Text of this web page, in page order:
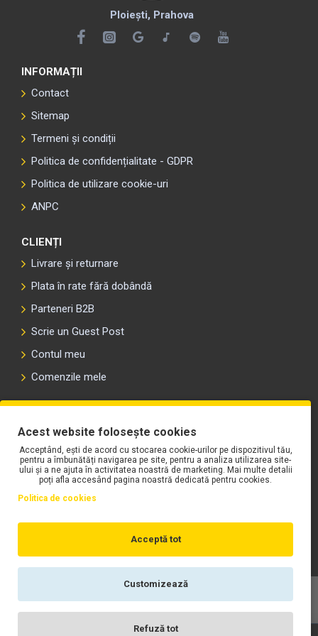
Ploiești, Prahova
INFORMAȚII
Contact
Sitemap
Termeni și condiții
Politica de confidențialitate - GDPR
Politica de utilizare cookie-uri
ANPC
CLIENȚI
Livrare și returnare
Plata în rate fără dobândă
Parteneri B2B
Scrie un Guest Post
Contul meu
Comenzile mele
Copyright © WORK Motors
Acest website folosește cookies
Acceptând, ești de acord cu stocarea cookie-urilor pe dispozitivul tău,
pentru a îmbunătăți navigarea pe site, pentru a analiza utilizarea site-
ului și a ne ajuta în activitatea noastră de marketing. Mai multe detalii
poți afla accesând pagina noastră dedicată pentru cookies.
Politica de cookies
Acceptă tot
Customizează
Refuză tot